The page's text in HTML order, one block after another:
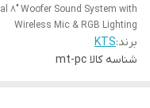
8″ Woofer Sound System with
Wireless Mic & RGB Lighting
برند:KTS
شناسه کالا mt-pc